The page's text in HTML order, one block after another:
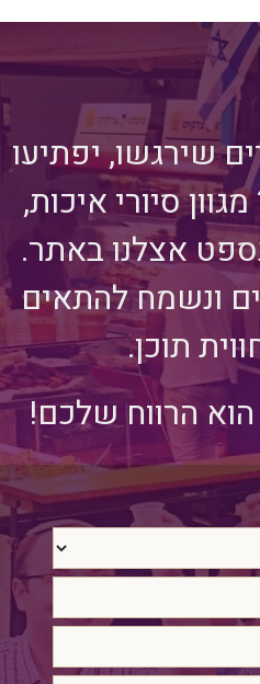
שירגשו, יפתיעו
סיורי איכות,
אצלנו באתר.
ונשמח להתאים
תוכן.
הוא הרווח שלכם!